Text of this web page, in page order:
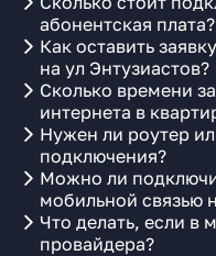
абонентская плата?
Как оставить
на ул Энтузиастов?
Сколько времени
интернета в
Нужен ли роутер
подключения?
Можно ли
мобильной связью
Что делать, если в
провайдера?